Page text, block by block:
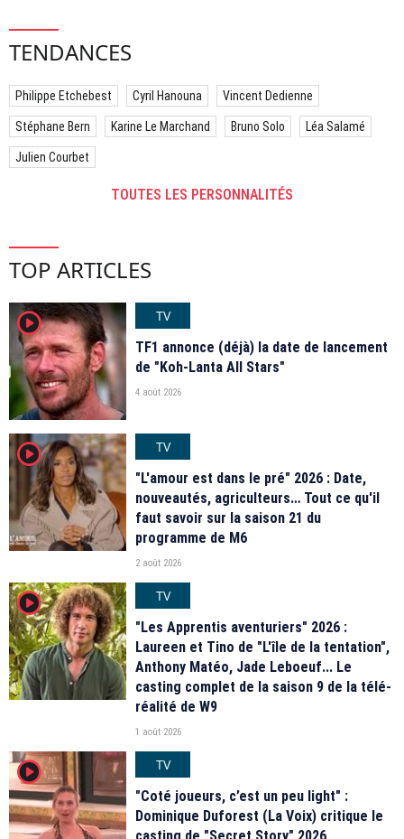
TENDANCES
Philippe Etchebest Cyril Hanouna Vincent Dedienne
Stéphane Bern Karine Le Marchand Bruno Solo Léa Salamé
Julien Courbet
TOUTES LES PERSONNALITÉS
TOP ARTICLES
player2
TV
TF1 annonce (déjà) la date de lancement
de "Koh-Lanta All Stars"
4 août 2026
player2
TV
"L'amour est dans le pré" 2026 : Date,
nouveautés, agriculteurs… Tout ce qu'il
faut savoir sur la saison 21 du
programme de M6
2 août 2026
player2
TV
"Les Apprentis aventuriers" 2026 :
Laureen et Tino de "L'île de la tentation",
Anthony Matéo, Jade Leboeuf... Le
casting complet de la saison 9 de la télé-
réalité de W9
1 août 2026
player2
TV
"Coté joueurs, c’est un peu light" :
Dominique Duforest (La Voix) critique le